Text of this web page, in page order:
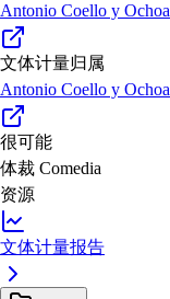
Antonio Coello y Ochoa
文体计量归属
Antonio Coello y Ochoa
很可能
体裁 Comedia
资源
文体计量报告